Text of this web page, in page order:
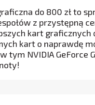
do 800 zł to
z przystępną
kart graficznych
kart o naprawdę
NVIDIA GeForce